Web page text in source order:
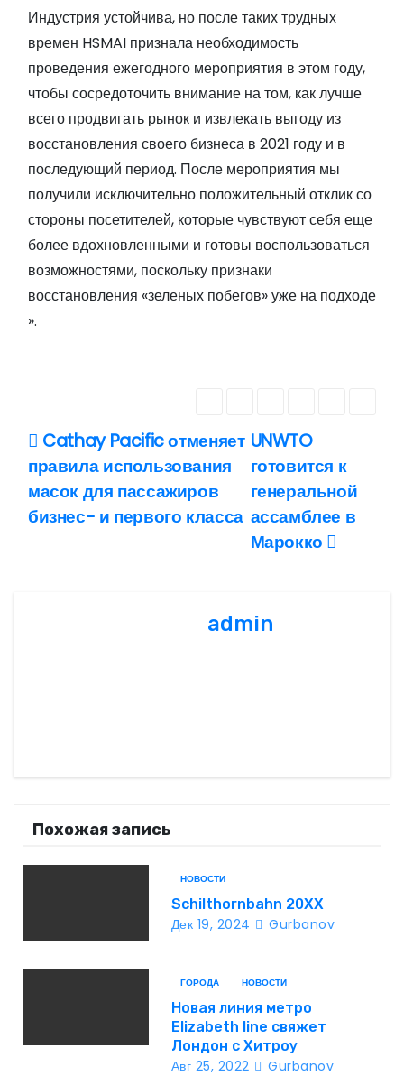
Индустрия устойчива, но после таких трудных
времен HSMAI признала необходимость
проведения ежегодного мероприятия в этом году,
чтобы сосредоточить внимание на том, как лучше
всего продвигать рынок и извлекать выгоду из
восстановления своего бизнеса в 2021 году и в
последующий период. После мероприятия мы
получили исключительно положительный отклик со
стороны посетителей, которые чувствуют себя еще
более вдохновленными и готовы воспользоваться
возможностями, поскольку признаки
восстановления «зеленых побегов» уже на подходе
».
Н
а
в
о
з
п
и
я
UNWTO
готовится к
генеральной
ассамблее в
Марокко
Cathay Pacific отменяет
правила использования
масок для пассажиров
бизнес- и первого класса
admin
Похожая запись
НОВОСТИ
Schilthornbahn 20XX
Дек 19, 2024 Gurbanov
ГОРОДА НОВОСТИ
Новая линия метро
Elizabeth line свяжет
Лондон с Хитроу
Авг 25, 2022 Gurbanov